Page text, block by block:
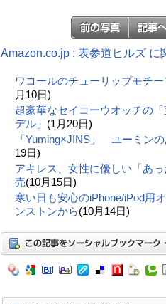
Amazon.co.jp : 表参道ヒルズ に
ワコールのチューリップモチ
月10日)
超豪華なセイコーウオッチの
デル」 (1月20日)
「Yuming×JINS」 ユーミン
19日)
アキレス、女性に優しい「あ
売(10月15日)
寒い日も安心のiPhone/iPod用
ンストンから(10月14日)